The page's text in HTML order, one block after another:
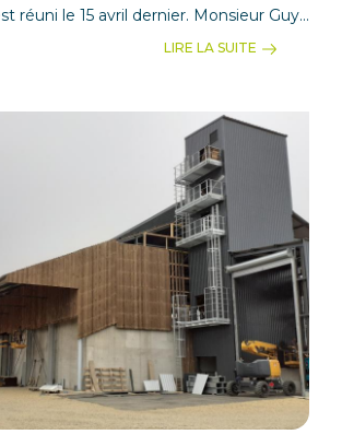
réuni le 15 avril dernier. Monsieur Guy...
LIRE LA SUITE